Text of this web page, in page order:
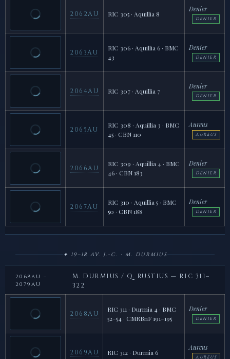
2062AU RIC 305 · Aquillia 8
Denier
DENIER
2063AU
RIC 306 · Aquillia 6 · BMC
43
Denier
DENIER
2064AU RIC 307 · Aquillia 7
Denier
DENIER
2065AU
RIC 308 · Aquillia 3 · BMC
45 · CBN 110
Aureus
AUREUS
2066AU
RIC 309 · Aquillia 4 · BMC
46 · CBN 183
Denier
DENIER
2067AU
RIC 310 · Aquillia 5 · BMC
50 · CBN 188
Denier
DENIER
✦ 19–18 AV. J.-C. · M. DURMIUS
2068AU –
2079AU
M. DURMIUS / Q. RUSTIUS — RIC 311–
322
2068AU
RIC 311 · Durmia 4 · BMC
52–54 · CMRBnF 191–195
Denier
DENIER
2069AU RIC 312 · Durmia 6
Aureus
AUREUS